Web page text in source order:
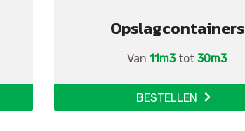
Opslagcontainers
Van 11m3 tot 30m3
BESTELLEN